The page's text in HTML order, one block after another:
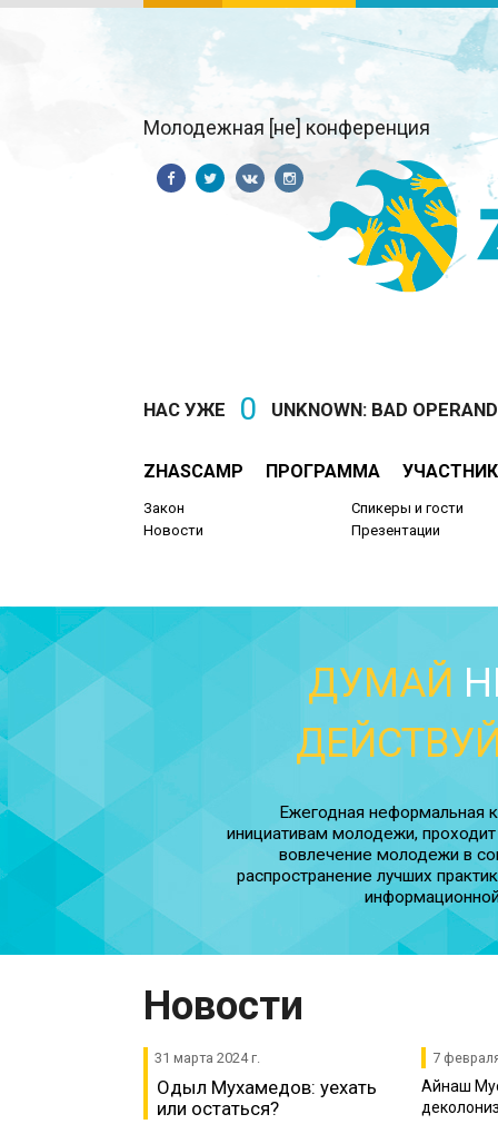
Молодежная [не] конференция
НАС УЖЕ 0 UNKNOWN: BAD
ZHASCAMP ПРОГРАММА
Закон
Новости
Спикеры и гости
Презентации
ДУМАЙ
Ежегодная неформальная
инициативам молодежи,
вовлечение молодежи в
распространение лучших
Новости
31 марта 2024 г.
Одыл Мухамедов: уехать
или остаться?
7
Айнаш